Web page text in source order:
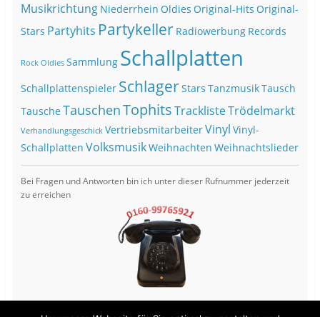
Musikrichtung Niederrhein Oldies Original-Hits Original-
Stars Partyhits Partykeller Radiowerbung Records
Rock Oldies Sammlung Schallplatten
Schallplattenspieler SchlagerStars TanzmusikTausch
TauscheTauschenTophitsTracklisteTrödelmarkt
Verhandlungsgeschick VertriebsmitarbeiterVinyl Vinyl-
Schallplatten VolksmusikWeihnachten Weihnachtslieder
Bei Fragen und Antworten bin ich unter dieser Rufnummer jederzeit
zu erreichen